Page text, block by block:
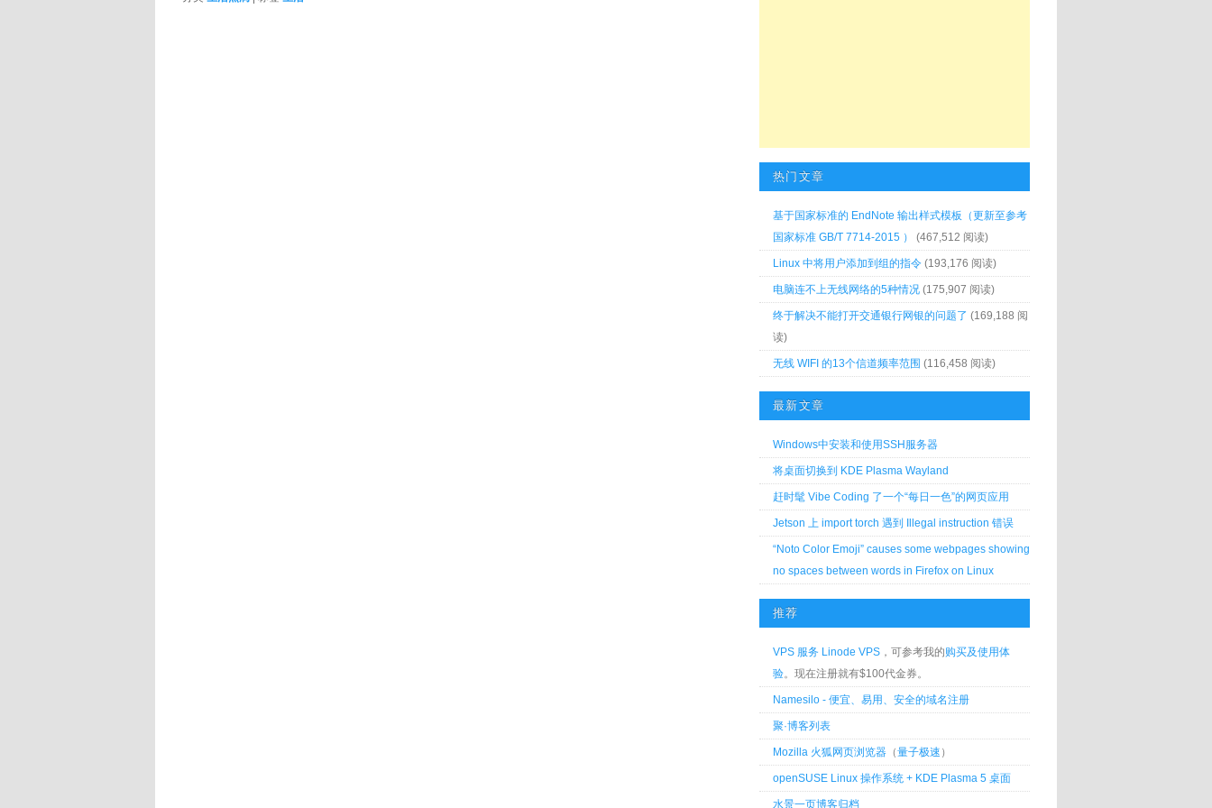
热门文章
基于国家标准的 EndNote 输出样式模板（更新至参考
国家标准 GB/T 7714-2015 ）
(467,512 阅读)
Linux 中将用户添加到组的指令 (193,176 阅读)
电脑连不上无线网络的5种情况 (175,907 阅读)
终于解决不能打开交通银行网银的问题了 (169,188 阅
读)
无线 WIFI 的13个信道频率范围 (116,458 阅读)
最新文章
Windows中安装和使用SSH服务器
将桌面切换到 KDE Plasma Wayland
赶时髦 Vibe Coding 了一个“每日一色”的网页应用
Jetson 上 import torch 遇到 Illegal instruction 错误
“Noto Color Emoji” causes some webpages showing
no spaces between words in Firefox on Linux
推荐
VPS 服务 Linode VPS ，可参考我的购买及使用体
验。现在注册就有$100代金券。
Namesilo - 便宜、易用、安全的域名注册
聚·博客列表
Mozilla 火狐网页浏览器 （量子极速 ）
openSUSE Linux 操作系统 + KDE Plasma 5 桌面
水景一页博客归档